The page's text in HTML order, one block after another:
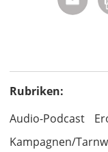
Rubriken:
Audio-Podcast
Kampagnen/